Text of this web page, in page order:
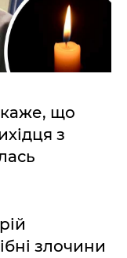
каже, що
з
злочини